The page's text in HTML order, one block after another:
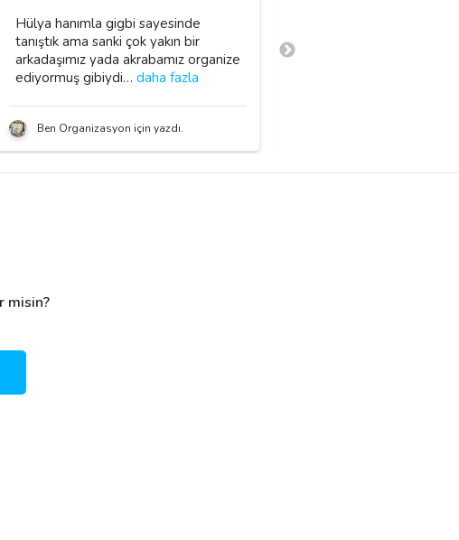
Hülya hanımla gigbi sayesinde
tanıştık ama sanki çok yakın bir
arkadaşımız yada akrabamız organize
ediyormuş gibiydi… daha fazla
Ben Organizasyon için yazdı.
misin?